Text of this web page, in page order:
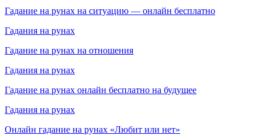
Гадание на рунах на ситуацию — онлайн бесплатно
Гадания на рунах
Гадание на рунах на отношения
Гадания на рунах
Гадание на рунах онлайн бесплатно на будущее
Гадания на рунах
Онлайн гадание на рунах «Любит или нет»